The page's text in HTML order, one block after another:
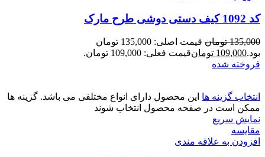
کد 1092 کیف دستی دوشی طرح مارک
135,000 تومان
قیمت اصلی: 135,000 تومان
بود.109,000 تومانقیمت فعلی: 109,000 تومان.
فروخته شده
انتخاب گزینه ها این محصول دارای انواع مختلفی می باشد. گزینه ها
ممکن است در صفحه محصول انتخاب شوند
نمایش سریع
مقايسه
افزودن به علاقه مندی